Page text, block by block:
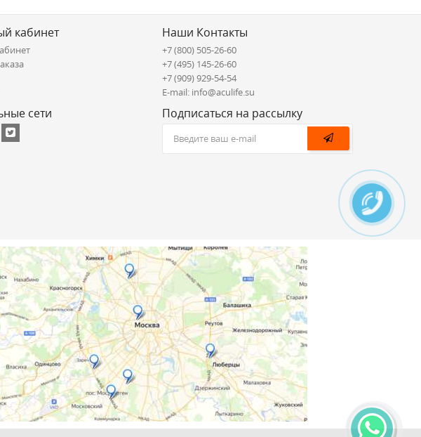
кабинет
сети
Наши Контакты
+7 (800) 505-26-60
+7 (495) 145-26-60
+7 (909) 929-54-54
E-mail: info@aculife.su
Подписаться на рассылку